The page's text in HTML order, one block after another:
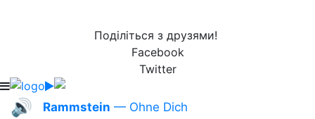
Поділіться з друзями!
Facebook
Twitter
🔊 Rammstein — Ohne Dich